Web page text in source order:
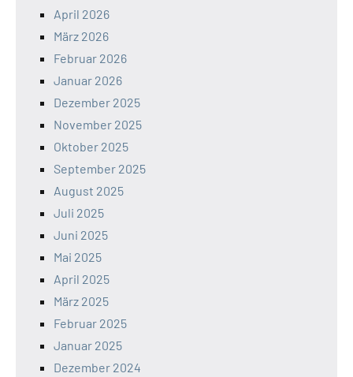
April 2026
März 2026
Februar 2026
Januar 2026
Dezember 2025
November 2025
Oktober 2025
September 2025
August 2025
Juli 2025
Juni 2025
Mai 2025
April 2025
März 2025
Februar 2025
Januar 2025
Dezember 2024